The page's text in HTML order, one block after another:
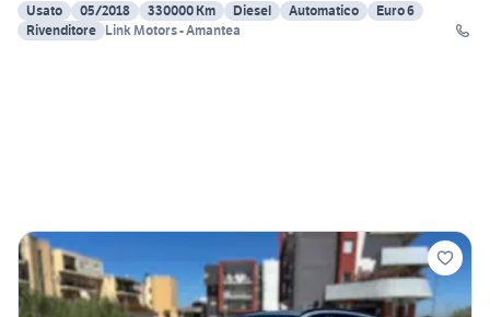
Usato
05/2018 330000 Km Diesel Automatico
Euro 6
Rivenditore Link Motors - Amantea